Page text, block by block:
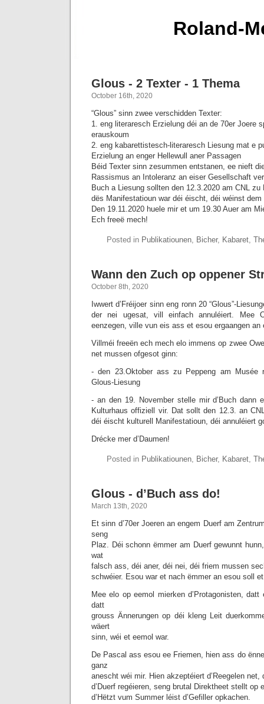
Roland-
Glous - 2 Texter - 1 Thema
October 16th, 2020
“Glous” sinn zwee verschidden Texter:
1. eng literaresch Erzielung déi an de 70er Joere
erauskoum
2. eng kabarettistesch-literaresch Liesung mat e
Erzielung an enger Hellewull aner Passagen
Béid Texter sinn zesummen entstanen, ee nieft
Rassismus an Intoleranz an eiser Gesellschaft
Buch a Liesung sollten den 12.3.2020 am CNL
dës Manifestatioun war déi éischt, déi wéinst
Den 19.11.2020 huele mir et um 19.30 Auer am
Ech freeë mech!
Posted in Publikatiounen, Bicher, Kabaret,
Wann den Zuch op oppener
October 8th, 2020
Iwwert d’Fréijoer sinn eng ronn 20 “Glous”-
der nei ugesat, vill einfach annuléiert. Mee
eenzegen, ville vun eis ass et esou ergaangen
Villméi freeën ech mech elo immens op zwee
net mussen ofgesot ginn:
- den 23.Oktober ass zu Peppeng am Musée
Glous-Liesung
- an den 19. November stelle mir d’Buch dann
Kulturhaus offiziell vir. Dat sollt den 12.3. an
déi éischt kulturell Manifestatioun, déi annuléiert
Drécke mer d’Daumen!
Posted in Publikatiounen, Bicher, Kabaret,
Glous - d’Buch ass do!
March 13th, 2020
Et sinn d’70er Joeren an engem Duerf am
seng
Plaz. Déi schonn ëmmer am Duerf gewunnt
wat
falsch ass, déi aner, déi nei, déi friem mussen
schwéier. Esou war et nach ëmmer an esou soll
Mee elo op eemol mierken d’Protagonisten, datt
datt
grouss Ännerungen op déi kleng Leit
wäert
sinn, wéi et eemol war.
De Pascal ass esou ee Friemen, hien ass do
ganz
anescht wéi mir. Hien akzeptéiert d’Reegelen net,
d’Duerf regéieren, seng brutal Direktheet stellt op
d’Hëtzt vum Summer léist d’Gefiller opkachen.